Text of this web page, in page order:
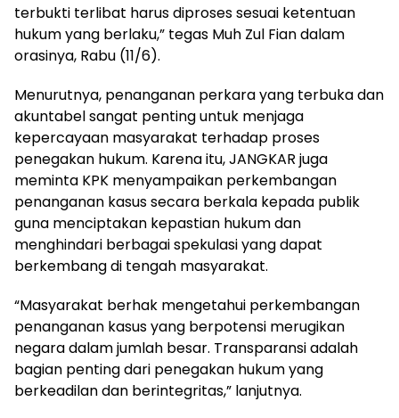
terbukti terlibat harus diproses sesuai ketentuan
hukum yang berlaku,” tegas Muh Zul Fian dalam
orasinya, Rabu (11/6).
Menurutnya, penanganan perkara yang terbuka dan
akuntabel sangat penting untuk menjaga
kepercayaan masyarakat terhadap proses
penegakan hukum. Karena itu, JANGKAR juga
meminta KPK menyampaikan perkembangan
penanganan kasus secara berkala kepada publik
guna menciptakan kepastian hukum dan
menghindari berbagai spekulasi yang dapat
berkembang di tengah masyarakat.
“Masyarakat berhak mengetahui perkembangan
penanganan kasus yang berpotensi merugikan
negara dalam jumlah besar. Transparansi adalah
bagian penting dari penegakan hukum yang
berkeadilan dan berintegritas,” lanjutnya.